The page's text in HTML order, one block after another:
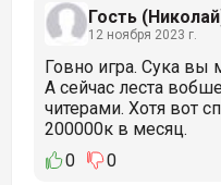
Гость
12 ноября 2023 г.
Говно игра. Сука вы
А сейчас леста
читерами. Хотя вот
200000к в месяц.
0
0